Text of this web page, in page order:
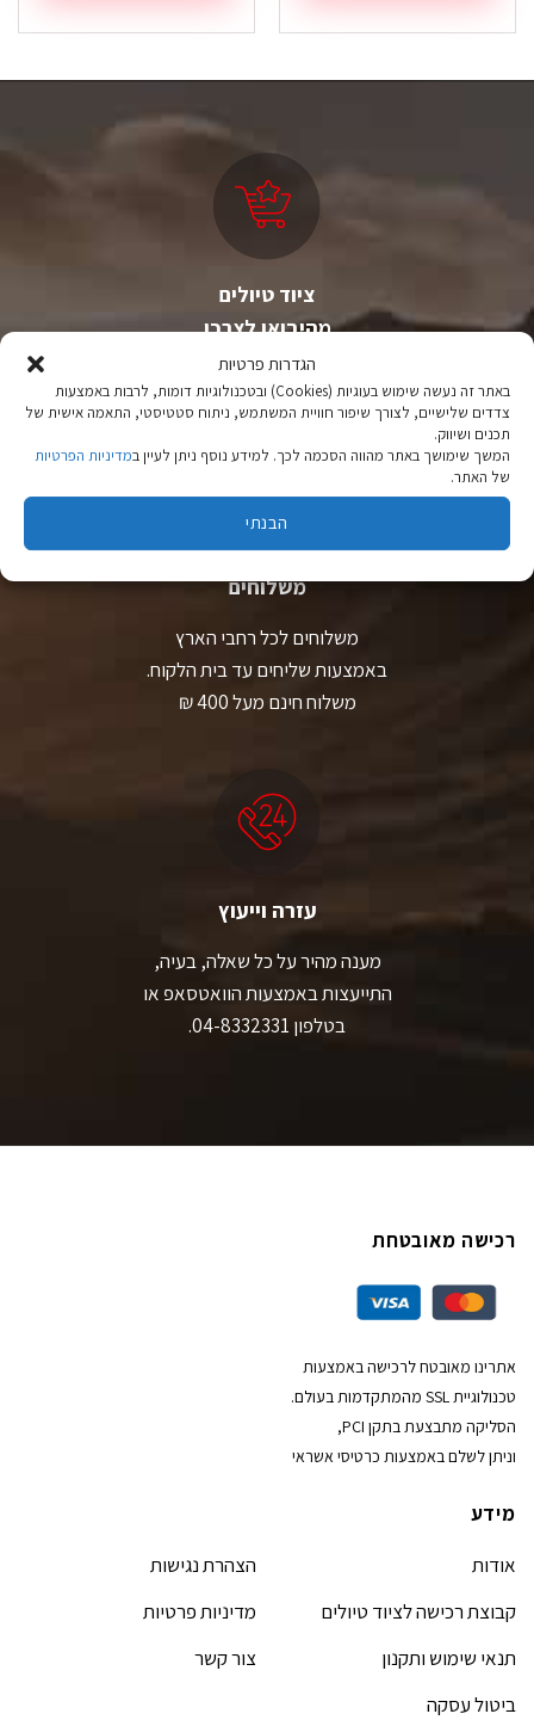
הגדרות פרטיות
באתר זה נעשה שימוש בעוגיות (Cookies) ובטכנולוגיות דומות, לרבות באמצעות
צדדים שלישיים, לצורך שיפור חוויית המשתמש, ניתוח סטטיסטי, התאמה אישית של
תכנים ושיווק.
המשך שימושך באתר מהווה הסכמה לכך. למידע נוסף ניתן לעיין במדיניות הפרטיות
של האתר.
הבנתי
ציוד טיולים
מהיבואן לצרכן
יבוא ישיר לצד מותגים מובילים במחירים ללא תחרות.
משלוחים
משלוחים לכל רחבי הארץ
באמצעות שליחים עד בית הלקוח.
משלוח חינם מעל 400 ₪
עזרה וייעוץ
מענה מהיר על כל שאלה, בעיה,
התייעצות באמצעות הוואטסאפ או
בטלפון 04-8332331.
רכישה מאובטחת
אתרינו מאובטח לרכישה באמצעות
טכנולוגיית SSL מהמתקדמות בעולם.
הסליקה מתבצעת בתקן PCI,
וניתן לשלם באמצעות כרטיסי אשראי
מידע
אודות
קבוצת רכישה לציוד טיולים
תנאי שימוש ותקנון
ביטול עסקה
הצהרת נגישות
מדיניות פרטיות
צור קשר